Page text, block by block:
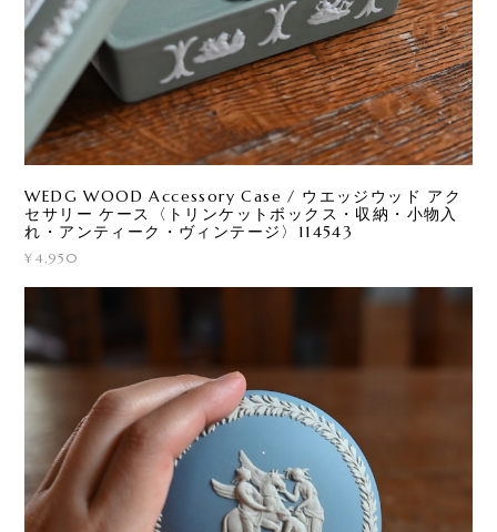
WEDG WOOD Accessory Case / ウエッジウッド アク
セサリー ケース〈トリンケットボックス・収納・小物入
れ・アンティーク・ヴィンテージ〉114543
¥4,950